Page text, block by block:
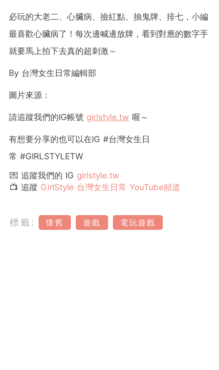
必玩的大老二、心臟病、撿紅點、抽鬼牌、排七，小編
最喜歡心臟病了！每次邊喊邊放牌，看到對應的數字手
就要馬上拍下去真的超刺激～
By 台灣女生日常編輯部
圖片來源：
請追蹤我們的IG帳號 girlstyle.tw 喔～
有想要分享的也可以在IG #台灣女生日
常 #GIRLSTYLETW
💌 追蹤我們的 IG girlstyle.tw
📺 追蹤 GirlStyle 台灣女生日常 YouTube頻道
標籤: 懷舊 遊戲 電玩遊戲